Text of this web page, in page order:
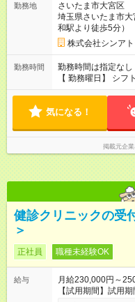
勤務地
さいたま市大宮区
埼玉県さいたま市
和駅より徒歩5分）
株式会社シンア
勤務時間
勤務時間は指定なし
【 勤務曜日】 シフト制
・ 9：00～20：00
気になる！
掲載元企業
健診クリニックの受
＞
正社員 職種未経験OK
給与
月給230,000円～
【試用期間】試用期